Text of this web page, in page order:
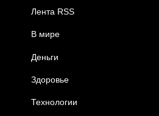
Лента RSS
В мире
Деньги
Здоровье
Технологии